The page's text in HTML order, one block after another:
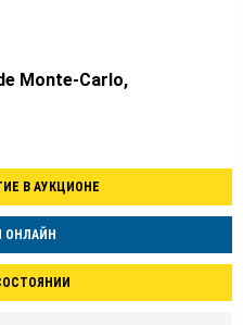
Monte-Carlo,
В АУКЦИОНЕ
ОНЛАЙН